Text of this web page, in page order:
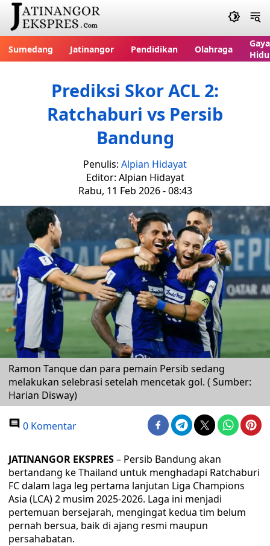
Sumedang Jatinangor Pendidikan Olahraga
Gaya
Prediksi Skor ACL 2:
Ratchaburi vs Persib
Bandung
Penulis: Alpian Hidayat
Editor: Alpian Hidayat
Rabu, 11 Feb 2026 - 08:43
Ramon Tanque dan para pemain Persib sedang
melakukan selebrasi setelah mencetak gol. ( Sumber:
Harian Disway)
0 Komentar
JATINANGOR EKSPRES– Persib Bandung akan
bertandang ke Thailand untuk menghadapi Ratchaburi
FC dalam laga leg pertama lanjutan Liga Champions
Asia (LCA) 2 musim 2025-2026. Laga ini menjadi
pertemuan bersejarah, mengingat kedua tim belum
pernah bersua, baik di ajang resmi maupun
persahabatan.